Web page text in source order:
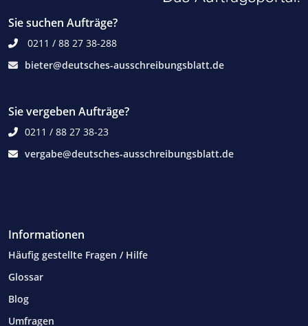
Sie suchen Aufträge?
0211 / 88 27 38-288
bieter@deutsches-ausschreibungsblatt.de
Sie vergeben Aufträge?
0211 / 88 27 38-23
vergabe@deutsches-ausschreibungsblatt.de
Informationen
Häufig gestellte Fragen / Hilfe
Glossar
Blog
Umfragen